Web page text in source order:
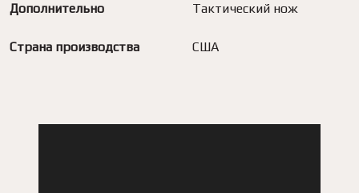
Дополнительно Тактический нож
Страна производства США